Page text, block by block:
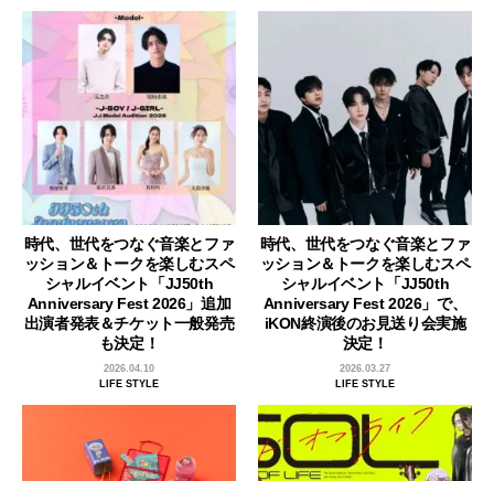
時代、世代をつなぐ音楽とファ
ッション＆トークを楽しむスペ
シャルイベント「JJ50th
Anniversary Fest 2026」追加
出演者発表＆チケット一般発売
も決定！
2026.04.10
LIFE STYLE
時代、世代をつなぐ音楽とファ
ッション＆トークを楽しむスペ
シャルイベント「JJ50th
Anniversary Fest 2026」で、
iKON終演後のお見送り会実施
決定！
2026.03.27
LIFE STYLE